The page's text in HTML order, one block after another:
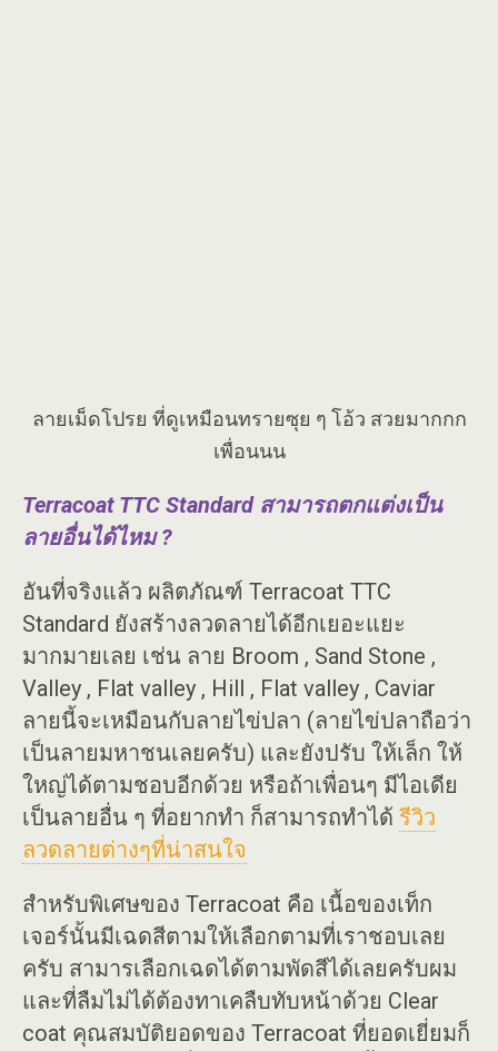
ลายเม็ดโปรย ที่ดูเหมือนทรายซุย ๆ โอ้ว สวยมากกก
เพื่อนนน
Terracoat TTC Standard สามารถตกแต่งเป็น
ลายอื่นได้ไหม ?
อันที่จริงแล้ว ผลิตภัณฑ์ Terracoat TTC
Standard ยังสร้างลวดลายได้อีกเยอะแยะ
มากมายเลย เช่น ลาย Broom , Sand Stone ,
Valley , Flat valley , Hill , Flat valley , Caviar
ลายนี้จะเหมือนกับลายไข่ปลา (ลายไข่ปลาถือว่า
เป็นลายมหาชนเลยครับ) และยังปรับ ให้เล็ก ให้
ใหญ่ได้ตามชอบอีกด้วย หรือถ้าเพื่อนๆ มีไอเดีย
เป็นลายอื่น ๆ ที่อยากทำ ก็สามารถทำได้ รีวิว
ลวดลายต่างๆที่น่าสนใจ
สำหรับพิเศษของ Terracoat คือ เนื้อของเท็ก
เจอร์นั้นมีเฉดสีตามให้เลือกตามที่เราชอบเลย
ครับ สามารเลือกเฉดได้ตามพัดสีได้เลยครับผม
และที่ลืมไม่ได้ต้องทาเคลืบทับหน้าด้วย Clear
coat คุณสมบัติยอดของ Terracoat ที่ยอดเยี่ยมก็